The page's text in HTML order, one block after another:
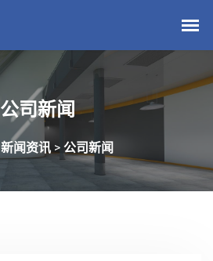
公司新闻
新闻资讯> 公司新闻